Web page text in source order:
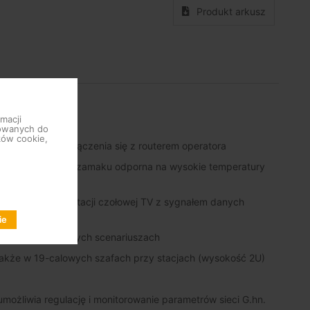
Produkt arkusz
momencie połączenia się z routerem operatora
z aluminium i zamaku odporna na wysokie temperatury
sygnał stacji czołowej TV z sygnałem danych
krytycznych scenariuszach
w 19-calowych szafach przy stacjach (wysokość 2U)
regulację i monitorowanie parametrów sieci G.hn.
do
cookie,